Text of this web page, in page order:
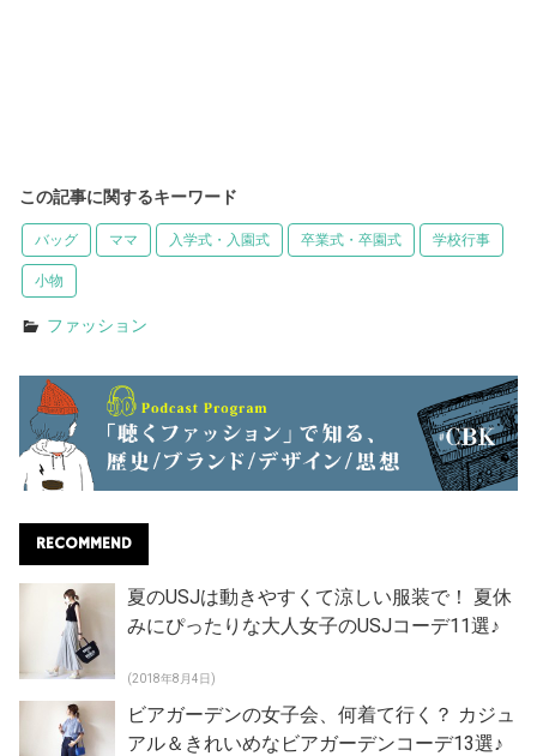
この記事に関するキーワード
バッグ ママ 入学式・入園式 卒業式・卒園式 学校行事
小物
ファッション
RECOMMEND
夏のUSJは動きやすくて涼しい服装で！ 夏休
みにぴったりな大人女子のUSJコーデ11選♪
(2018年8月4日)
ビアガーデンの女子会、何着て行く？ カジュ
アル＆きれいめなビアガーデンコーデ13選♪